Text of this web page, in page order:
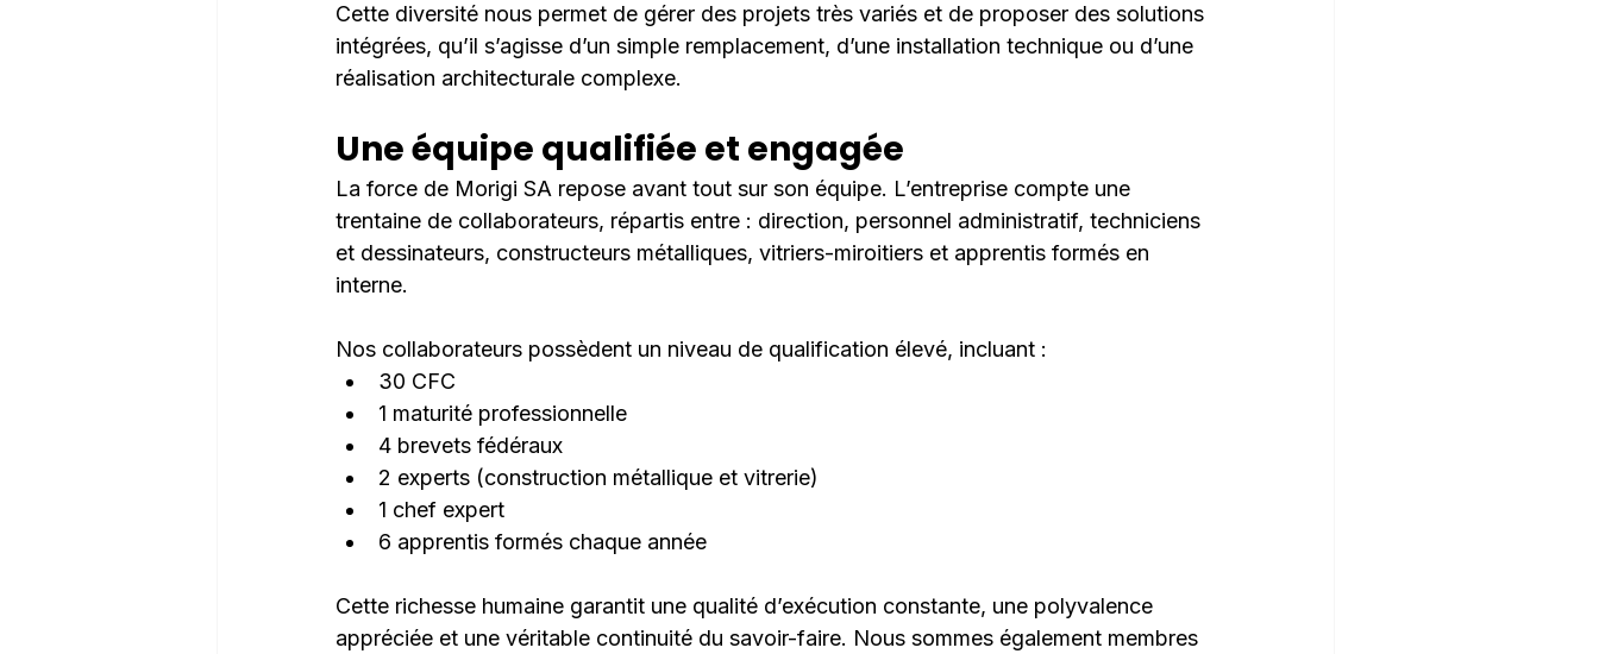
Cette diversité nous permet de gérer des projets très variés et de proposer des solutions
intégrées, qu’il s’agisse d’un simple remplacement, d’une installation technique ou d’une
réalisation architecturale complexe.
Une équipe qualifiée et engagée
La force de Morigi SA repose avant tout sur son équipe. L’entreprise compte une
trentaine de collaborateurs, répartis entre : direction, personnel administratif, techniciens
et dessinateurs, constructeurs métalliques, vitriers-miroitiers et apprentis formés en
interne.
Nos collaborateurs possèdent un niveau de qualification élevé, incluant :
30 CFC
1 maturité professionnelle
4 brevets fédéraux
2 experts (construction métallique et vitrerie)
1 chef expert
6 apprentis formés chaque année
Cette richesse humaine garantit une qualité d’exécution constante, une polyvalence
appréciée et une véritable continuité du savoir-faire. Nous sommes également membres